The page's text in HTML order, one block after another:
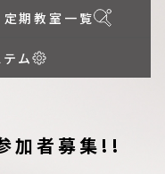
定期教室一覧
ム
加者募集!!